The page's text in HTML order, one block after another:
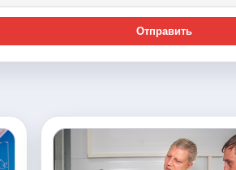
Отправить